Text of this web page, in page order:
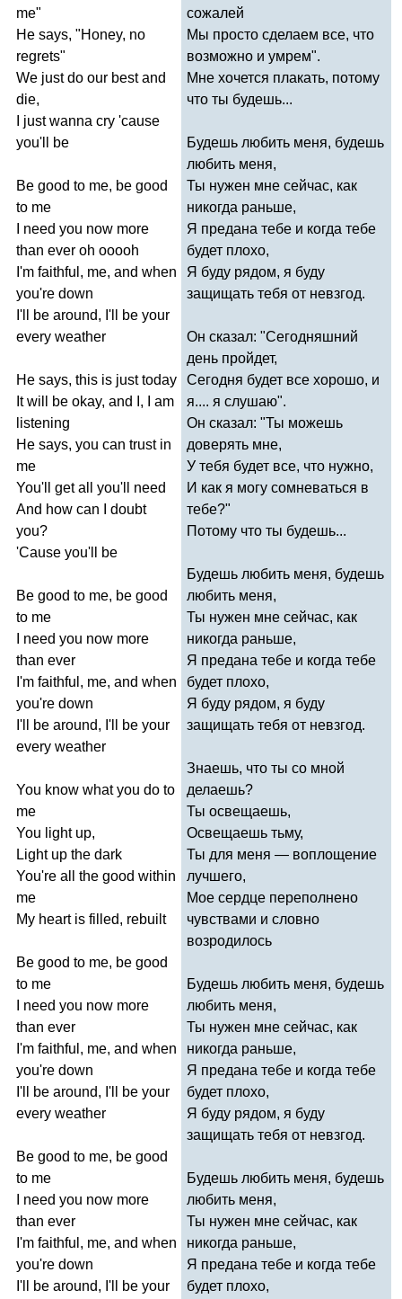
me"
He says, "Honey, no
regrets"
We just do our best and
die,
just wanna cry 'cause
you'll
be
Be good to me, be good
to me
need you now more
than ever oh ooooh
I'm faithful , me, and when
you're down
I'll
be around, I'll be your
every weather
He says, this is just today
It will be okay, and ,
am
listening
He says, you can trust in
me
You'll
get all you'll
need
And how can
doubt
you?
'Cause you'll be
Be good to me, be good
to me
need you now more
than ever
I'm faithful , me, and when
you're down
I'll
be around, I'll be your
every weather
You know what you do to
me
You light up,
Light up the dark
You're all the good within
me
My heart is filled, rebuilt
Be good to me, be good
to me
need you now more
than ever
I'm faithful , me, and when
you're down
I'll
be around, I'll be your
every weather
Be good to me, be good
to me
need you now more
than ever
I'm faithful , me, and when
you're down
I'll
be around, I'll be your
сожалей
Мы просто сделаем все, что
возможно и умрем".
Мне хочется плакать, потому
что ты будешь...
Будешь любить меня, будешь
любить меня,
Ты нужен мне сейчас, как
никогда раньше,
Я предана тебе и когда тебе
будет плохо,
Я буду рядом, я буду
защищать тебя от невзгод.
Он сказал: "Сегодняшний
день пройдет,
Сегодня будет все хорошо, и
я.... я слушаю".
Он сказал: "Ты можешь
доверять мне,
У тебя будет все, что нужно,
И как я могу сомневаться в
тебе?"
Потому что ты будешь...
Будешь любить меня, будешь
любить меня,
Ты нужен мне сейчас, как
никогда раньше,
Я предана тебе и когда тебе
будет плохо,
Я буду рядом, я буду
защищать тебя от невзгод.
Знаешь, что ты со мной
делаешь?
Ты освещаешь,
Освещаешь тьму,
Ты для меня — воплощение
лучшего,
Мое сердце переполнено
чувствами и словно
возродилось
Будешь любить меня, будешь
любить меня,
Ты нужен мне сейчас, как
никогда раньше,
Я предана тебе и когда тебе
будет плохо,
Я буду рядом, я буду
защищать тебя от невзгод.
Будешь любить меня, будешь
любить меня,
Ты нужен мне сейчас, как
никогда раньше,
Я предана тебе и когда тебе
будет плохо,